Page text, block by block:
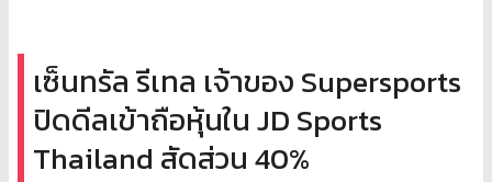
เซ็นทรัล รีเทล เจ้าของ Supersports
ปิดดีลเข้าถือหุ้นใน JD Sports
Thailand สัดส่วน 40%